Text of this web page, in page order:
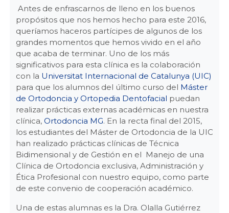
Antes de enfrascarnos de lleno en los buenos
propósitos que nos hemos hecho para este 2016,
queríamos haceros partícipes de algunos de los
grandes momentos que hemos vivido en el año
que acaba de terminar. Uno de los más
significativos para esta clínica es la colaboración
con la Universitat Internacional de Catalunya (UIC)
para que los alumnos del último curso del Máster
de Ortodoncia y Ortopedia Dentofacial puedan
realizar prácticas externas académicas en nuestra
clínica, Ortodoncia MG. En la recta final del 2015,
los estudiantes del Máster de Ortodoncia de la UIC
han realizado prácticas clínicas de Técnica
Bidimensional y de Gestión en el Manejo de una
Clínica de Ortodoncia exclusiva, Administración y
Ética Profesional con nuestro equipo, como parte
de este convenio de cooperación académico.
Una de estas alumnas es la Dra. Olalla Gutiérrez